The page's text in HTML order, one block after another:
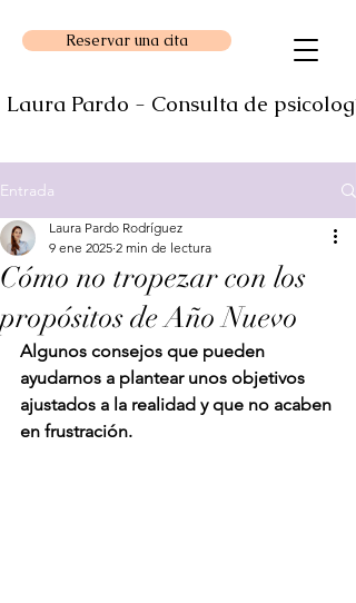
Reservar una cita
Laura Pardo - Consulta de
Entrada
Cómo no tropezar con los
propósitos de Año Nuevo
Laura Pardo Rodríguez
9 ene 2025 2 min de lectura
Algunos consejos que pueden
ayudarnos a plantear unos objetivos
ajustados a la realidad y que no acaben
en frustración.